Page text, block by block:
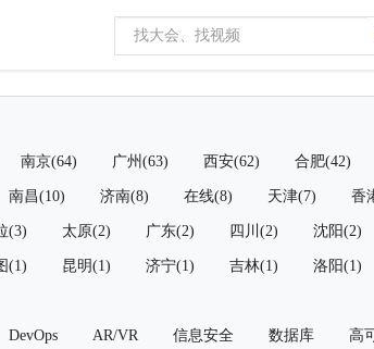
南京(64) 广州(63) 西安(62) 合肥(42)
南昌(10) 济南(8) 在线(8) 天津(7) 香
(3) 太原(2) 广东(2) 四川(2) 沈阳(2)
(1) 昆明(1) 济宁(1) 吉林(1) 洛阳(1)
DevOps AR/VR 信息安全 数据库 高